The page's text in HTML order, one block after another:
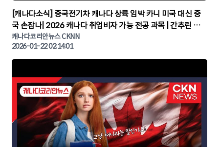
▶
[캐나다소식] 중국전기차 캐나다 상륙 임박 카니 미국 대신 중
국 손잡나| 2026 캐나다 취업비자 가능 전공 과목 | 간추린 캐
나다뉴스 | CKNNEWS, 캐나다코리안뉴스
캐나다코리안뉴스 CKNN
2026-01-22 02:14:01